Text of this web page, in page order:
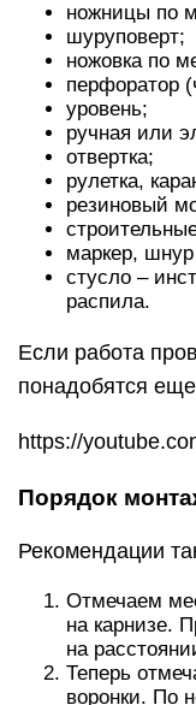
ножницы по
шуруповерт;
ножовка по
перфоратор
уровень;
ручная или
отвертка;
рулетка,
резиновый
маркер,
стусло –
распила.
Если работа
понадобятся
https://
Порядок
Рекомендации
Отмечаем
на карнизе.
на
Теперь
воронки. По